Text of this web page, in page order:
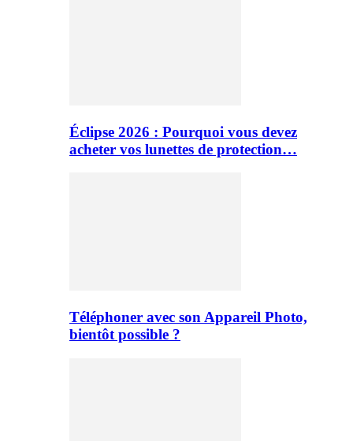
Éclipse 2026 : Pourquoi vous devez
acheter vos lunettes de protection…
Téléphoner avec son Appareil Photo,
bientôt possible ?